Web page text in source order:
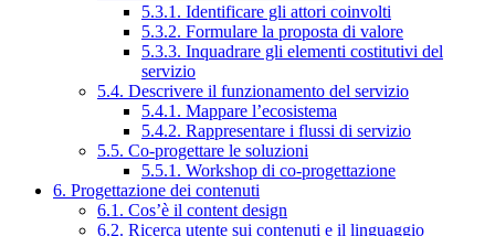
5.3.1. Identificare gli attori coinvolti
5.3.2. Formulare la proposta di valore
5.3.3. Inquadrare gli elementi costitutivi del
servizio
5.4. Descrivere il funzionamento del servizio
5.4.1. Mappare l’ecosistema
5.4.2. Rappresentare i flussi di servizio
5.5. Co-progettare le soluzioni
5.5.1. Workshop di co-progettazione
6. Progettazione dei contenuti
6.1. Cos’è il content design
6.2. Ricerca utente sui contenuti e il linguaggio